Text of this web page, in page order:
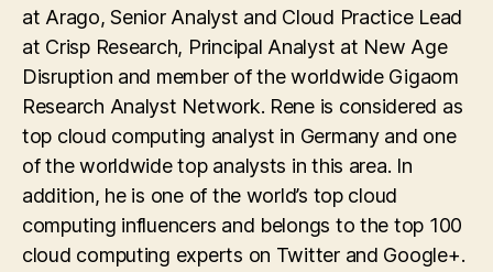
at Arago, Senior Analyst and Cloud Practice Lead
at Crisp Research, Principal Analyst at New Age
Disruption and member of the worldwide Gigaom
Research Analyst Network. Rene is considered as
top cloud computing analyst in Germany and one
of the worldwide top analysts in this area. In
addition, he is one of the world’s top cloud
computing influencers and belongs to the top 100
cloud computing experts on Twitter and Google+.